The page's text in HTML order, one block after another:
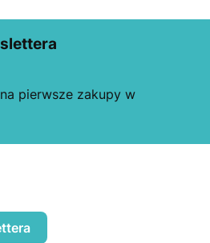
pierwsze zakupy w